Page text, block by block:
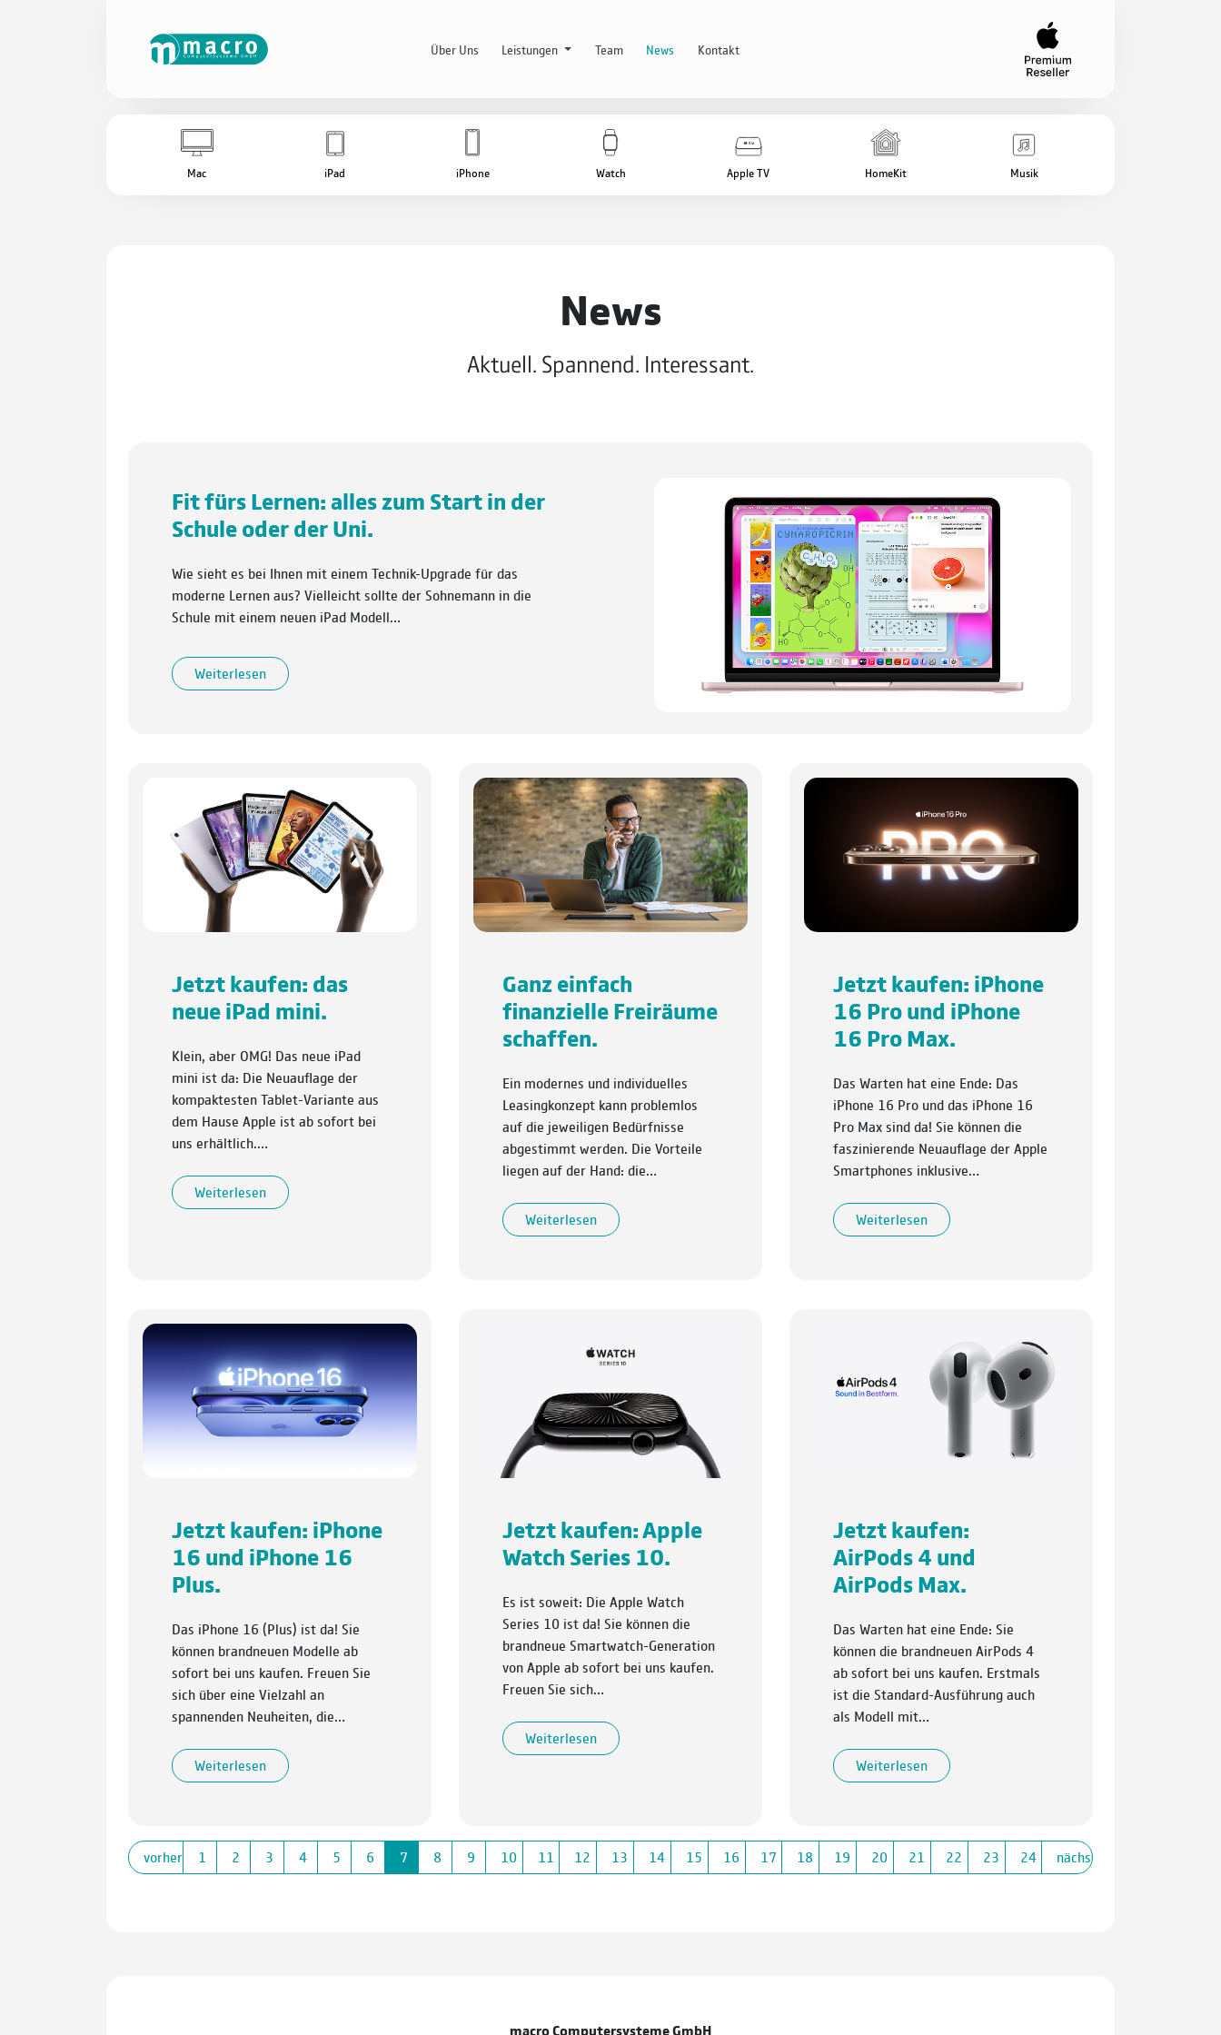
Über Uns Leistungen Team News Kontakt
Mac iPad iPhone Watch Apple TV HomeKit Musik
News
Aktuell. Spannend. Interessant.
Fit fürs Lernen: alles zum Start in der
Schule oder der Uni.
Wie sieht es bei Ihnen mit einem Technik-Upgrade für das
moderne Lernen aus? Vielleicht sollte der Sohnemann in die
Schule mit einem neuen iPad Modell…
Weiterlesen
Jetzt kaufen: das
neue iPad mini.
Klein, aber OMG! Das neue iPad
mini ist da: Die Neuauflage der
kompaktesten Tablet-Variante aus
dem Hause Apple ist ab sofort bei
uns erhältlich.…
Weiterlesen
Ganz einfach
finanzielle Freiräume
schaffen.
Ein modernes und individuelles
Leasingkonzept kann problemlos
auf die jeweiligen Bedürfnisse
abgestimmt werden. Die Vorteile
liegen auf der Hand: die…
Weiterlesen
Jetzt kaufen: iPhone
16 Pro und iPhone
16 Pro Max.
Das Warten hat eine Ende: Das
iPhone 16 Pro und das iPhone 16
Pro Max sind da! Sie können die
faszinierende Neuauflage der Apple
Smartphones inklusive…
Weiterlesen
Jetzt kaufen: iPhone
16 und iPhone 16
Plus.
Das iPhone 16 (Plus) ist da! Sie
können brandneuen Modelle ab
sofort bei uns kaufen. Freuen Sie
sich über eine Vielzahl an
spannenden Neuheiten, die…
Weiterlesen
Jetzt kaufen: Apple
Watch Series 10.
Es ist soweit: Die Apple Watch
Series 10 ist da! Sie können die
brandneue Smartwatch-Generation
von Apple ab sofort bei uns kaufen.
Freuen Sie sich…
Weiterlesen
Jetzt kaufen:
AirPods 4 und
AirPods Max.
Das Warten hat eine Ende: Sie
können die brandneuen AirPods 4
ab sofort bei uns kaufen. Erstmals
ist die Standard-Ausführung auch
als Modell mit…
Weiterlesen
vorherige1 2 3 4 5 6 7 8 9 10 11 12 13 14 15 16 17 18 19 20 21 22 23 24 nächste
macro Computersysteme GmbH